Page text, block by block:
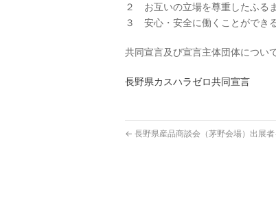
２ お互いの立場を尊重したふる
３ 安心・安全に働くことができ
共同宣言及び宣言主体団体につい
長野県カスハラゼロ共同宣言
← 長野県産品商談会（茅野会場）出展者